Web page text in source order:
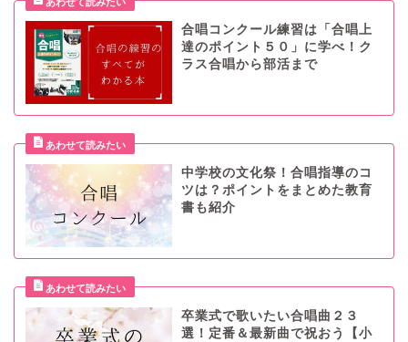
合唱コンクール練習は「合唱上
達のポイント５０」に学べ！ク
ラス合唱から部活まで
中学校の文化祭！合唱指導のコ
ツは？ポイントをまとめた教育
書も紹介
卒業式で歌いたい合唱曲２３
選！定番＆最新曲で祝おう【小